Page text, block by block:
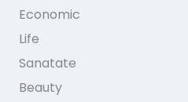
Economic
Life
Sanatate
Beauty